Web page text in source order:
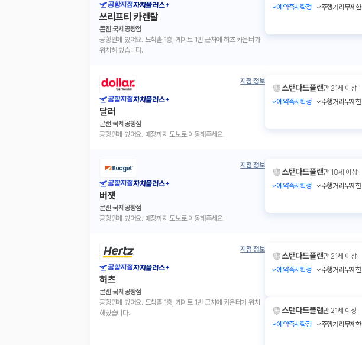
공항지점자차플러스+
쓰리프티 카렌탈
콘캔 국제공항점
공항안에 있어요. 도착홀 1층, 게이트 1번 근처에 허츠 카운터가
위치해 있습니다.
예약즉시확정
주행거리무제한
지점 정보
공항지점자차플러스+
달러
콘캔 국제공항점
공항안에 있어요. 매장까지 도보로 이동해주세요.
스탠다드플랜만 21세 이상
예약즉시확정
주행거리무제한
지점 정보
공항지점자차플러스+
버젯
콘캔 국제공항점
공항안에 있어요. 매장까지 도보로 이동해주세요.
스탠다드플랜만 18세 이상
예약즉시확정
주행거리무제한
지점 정보
공항지점자차플러스+
허츠
콘캔 국제공항점
공항안에 있어요. 도착홀 1층, 게이트 1번 근처에 카운터가 위치
해있습니다.
스탠다드플랜만 21세 이상
예약즉시확정
주행거리무제한
스탠다드플랜만 21세 이상
예약즉시확정
주행거리무제한